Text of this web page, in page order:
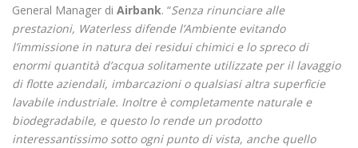
General Manager di Airbank. “Senza rinunciare alle
prestazioni, Waterless difende l’Ambiente evitando
l’immissione in natura dei residui chimici e lo spreco di
enormi quantità d’acqua solitamente utilizzate per il lavaggio
di flotte aziendali, imbarcazioni o qualsiasi altra superficie
lavabile industriale. Inoltre è completamente naturale e
biodegradabile, e questo lo rende un prodotto
interessantissimo sotto ogni punto di vista, anche quello